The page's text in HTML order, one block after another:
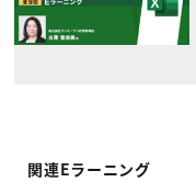
関連Eラーニング